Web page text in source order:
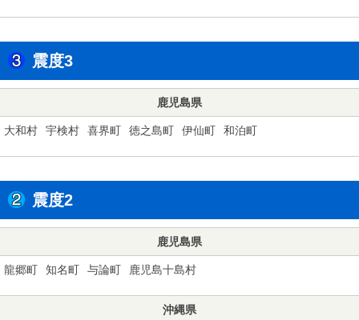
震度3
鹿児島県
大和村 宇検村 喜界町 徳之島町 伊仙町 和泊町
震度2
鹿児島県
龍郷町 知名町 与論町 鹿児島十島村
沖縄県